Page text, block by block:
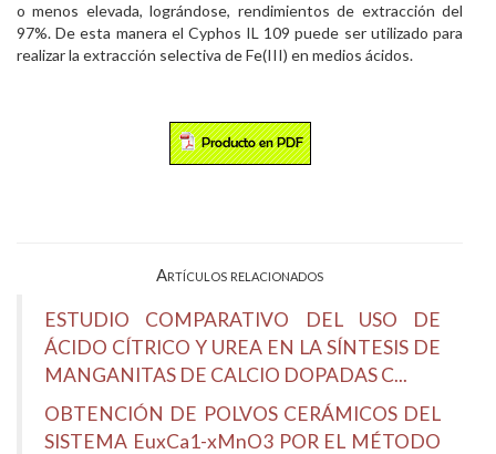
o menos elevada, lográndose, rendimientos de extracción del
97%. De esta manera el Cyphos IL 109 puede ser utilizado para
realizar la extracción selectiva de Fe(III) en medios ácidos.
Artículos relacionados
ESTUDIO COMPARATIVO DEL USO DE
ÁCIDO CÍTRICO Y UREA EN LA SÍNTESIS DE
MANGANITAS DE CALCIO DOPADAS C...
OBTENCIÓN DE POLVOS CERÁMICOS DEL
SISTEMA EuxCa1-xMnO3 POR EL MÉTODO